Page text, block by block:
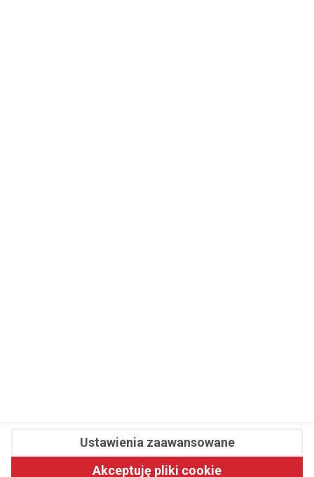
Fit.pl © 2026 Wszystkie prawa zastrzeżone.
Pawelec.info
Ustawienia zaawansowane
Akceptuję pliki cookie